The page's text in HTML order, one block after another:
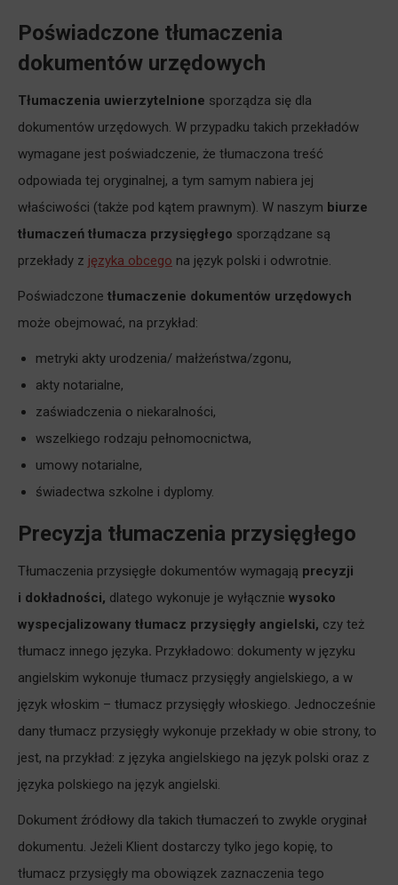
Poświadczone tłumaczenia
dokumentów urzędowych
Tłumaczenia uwierzytelnione sporządza się dla
dokumentów urzędowych. W przypadku takich przekładów
wymagane jest poświadczenie, że tłumaczona treść
odpowiada tej oryginalnej, a tym samym nabiera jej
właściwości (także pod kątem prawnym). W naszym biurze
tłumaczeń tłumacza przysięgłego sporządzane są
przekłady z języka obcego na język polski i odwrotnie.
Poświadczone tłumaczenie dokumentów urzędowych
może obejmować, na przykład:
metryki akty urodzenia/ małżeństwa/zgonu,
akty notarialne,
zaświadczenia o niekaralności,
wszelkiego rodzaju pełnomocnictwa,
umowy notarialne,
świadectwa szkolne i dyplomy.
Precyzja tłumaczenia przysięgłego
Tłumaczenia przysięgłe dokumentów wymagają precyzji
i dokładności, dlatego wykonuje je wyłącznie wysoko
wyspecjalizowany tłumacz przysięgły angielski, czy też
tłumacz innego języka. Przykładowo: dokumenty w języku
angielskim wykonuje tłumacz przysięgły angielskiego, a w
język włoskim – tłumacz przysięgły włoskiego. Jednocześnie
dany tłumacz przysięgły wykonuje przekłady w obie strony, to
jest, na przykład: z języka angielskiego na język polski oraz z
języka polskiego na język angielski.
Dokument źródłowy dla takich tłumaczeń to zwykle oryginał
dokumentu. Jeżeli Klient dostarczy tylko jego kopię, to
tłumacz przysięgły ma obowiązek zaznaczenia tego